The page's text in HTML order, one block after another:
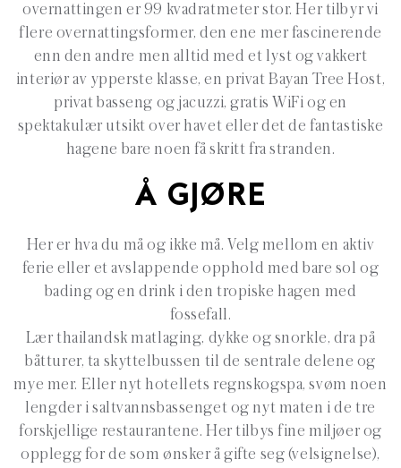
overnattingen er 99 kvadratmeter stor. Her tilbyr vi
flere overnattingsformer, den ene mer fascinerende
enn den andre men alltid med et lyst og vakkert
interiør av ypperste klasse, en privat Bayan Tree Host,
privat basseng og jacuzzi, gratis WiFi og en
spektakulær utsikt over havet eller det de fantastiske
hagene bare noen få skritt fra stranden.
Å GJØRE
Her er hva du må og ikke må. Velg mellom en aktiv
ferie eller et avslappende opphold med bare sol og
bading og en drink i den tropiske hagen med
fossefall.
Lær thailandsk matlaging, dykke og snorkle, dra på
båtturer, ta skyttelbussen til de sentrale delene og
mye mer. Eller nyt hotellets regnskogspa, svøm noen
lengder i saltvannsbassenget og nyt maten i de tre
forskjellige restaurantene. Her tilbys fine miljøer og
opplegg for de som ønsker å gifte seg (velsignelse),